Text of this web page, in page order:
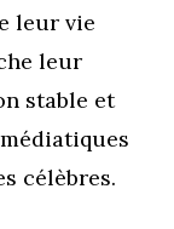
leur vie
leur
stable et
célèbres.